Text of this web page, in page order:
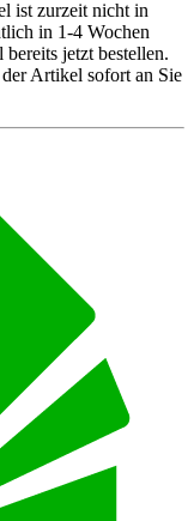
ist zurzeit nicht in
in 1-4 Wochen
jetzt bestellen.
Artikel sofort an Sie